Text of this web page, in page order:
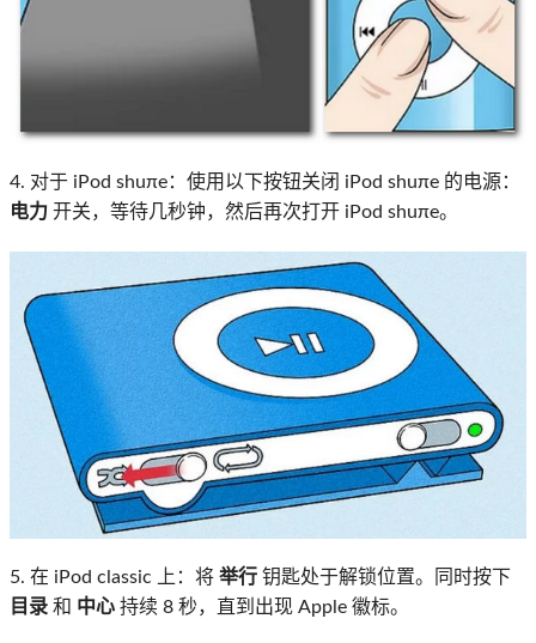
4. 对于 iPod shuπe：使用以下按钮关闭 iPod shuπe 的电源：
电力 开关，等待几秒钟，然后再次打开 iPod shuπe。
5. 在 iPod classic 上：将 举行 钥匙处于解锁位置。同时按下
目录 和 中心 持续 8 秒，直到出现 Apple 徽标。